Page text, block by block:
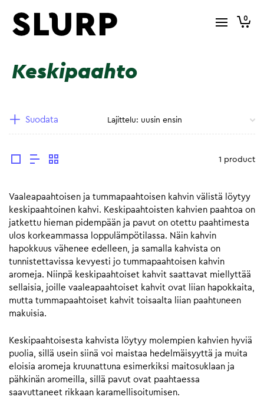
0
Keskipaahto
Suodata
1 product
Vaaleapaahtoisen ja tummapaahtoisen kahvin välistä löytyy
keskipaahtoinen kahvi. Keskipaahtoisten kahvien paahtoa on
jatkettu hieman pidempään ja pavut on otettu paahtimesta
ulos korkeammassa loppulämpötilassa. Näin kahvin
hapokkuus vähenee edelleen, ja samalla kahvista on
tunnistettavissa kevyesti jo tummapaahtoisen kahvin
aromeja. Niinpä keskipaahtoiset kahvit saattavat miellyttää
sellaisia, joille vaaleapaahtoiset kahvit ovat liian hapokkaita,
mutta tummapaahtoiset kahvit toisaalta liian paahtuneen
makuisia.
Keskipaahtoisesta kahvista löytyy molempien kahvien hyviä
puolia, sillä usein siinä voi maistaa hedelmäisyyttä ja muita
eloisia aromeja kruunattuna esimerkiksi maitosuklaan ja
pähkinän aromeilla, sillä pavut ovat paahtaessa
saavuttaneet rikkaan karamellisoitumisen.